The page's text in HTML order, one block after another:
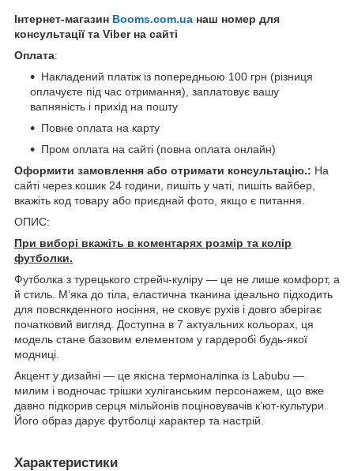
Інтернет-магазин Booms.com.ua наш номер для
консультації та Viber на сайті
Оплата:
Накладений платіж із попередньою 100 грн (різниця
оплачуєте під час отримання), заплатовує вашу
вапняність і прихід на пошту
Повне оплата на карту
Пром оплата на сайті (повна оплата онлайн)
Оформити замовлення або отримати консультацію.: На
сайті через кошик 24 години, пишіть у чаті, пишіть вайбер,
вкажіть код товару або приєднай фото, якщо є питання.
ОПИС:
При виборі вкажіть в коментарях розмір та колір
футболки.
Футболка з турецького стрейч-куліру — це не лише комфорт, а
й стиль. М’яка до тіла, еластична тканина ідеально підходить
для повсякденного носіння, не сковує рухів і довго зберігає
початковий вигляд. Доступна в 7 актуальних кольорах, ця
модель стане базовим елементом у гардеробі будь-якої
модниці.
Акцент у дизайні — це якісна термоналіпка із Labubu —
милим і водночас трішки хуліганським персонажем, що вже
давно підкорив серця мільйонів поціновувачів к’ют-культури.
Його образ дарує футболці характер та настрій.
Характеристики